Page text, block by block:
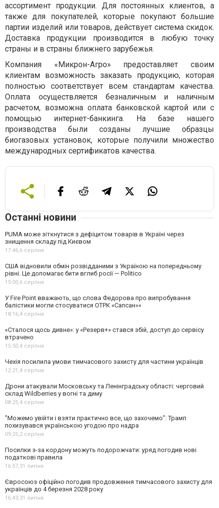
ассортимент продукции. Для постоянных клиентов, а
также для покупателей, которые покупают большие
партии изделий или товаров, действует система скидок.
Доставка продукции производится в любую точку
страны и в страны ближнего зарубежья.
Компания «Микрон-Агро» предоставляет своим
клиентам возможность заказать продукцию, которая
полностью соответствует всем стандартам качества.
Оплата осуществляется безналичным и наличным
расчетом, возможна оплата банковской картой или с
помощью интернет-банкинга. На базе нашего
производства были созданы лучшие образцы
биогазовых установок, которые получили множество
международных сертификатов качества.
Останні новини
PUMA може зіткнутися з дефіцитом товарів в Україні через
знищення складу під Києвом
17:46,6 серпня
США відновили обмін розвідданими з Україною на попередньому
рівні. Це допомагає бити вглиб росії — Politico
15:00,6 серпня
У Fire Point вважають, що слова Федорова про випробування
балістики могли стосуватися ОТРК «Сапсан»»
18:16,4 серпня
«Сталося щось дивне»: у «Резерв+» стався збій, доступ до сервісу
втрачено
15:50,4 серпня
Чехія посилила умови тимчасового захисту для частини українців
12:21,4 серпня
Дрони атакували Московську та Ленінградську області: черговий
склад Wildberries у вогні та диму
08:25,4 серпня
"Можемо увійти і взяти практично все, що захочемо": Трамп
похизувався українською угодою про надра
09:25,2 серпня
Посилки з-за кордону можуть подорожчати: уряд погодив нові
податкові правила
16:57,31 липня
Євросоюз офіційно погодив продовження тимчасового захисту для
українців до 4 березня 2028 року
16:43,31 липня